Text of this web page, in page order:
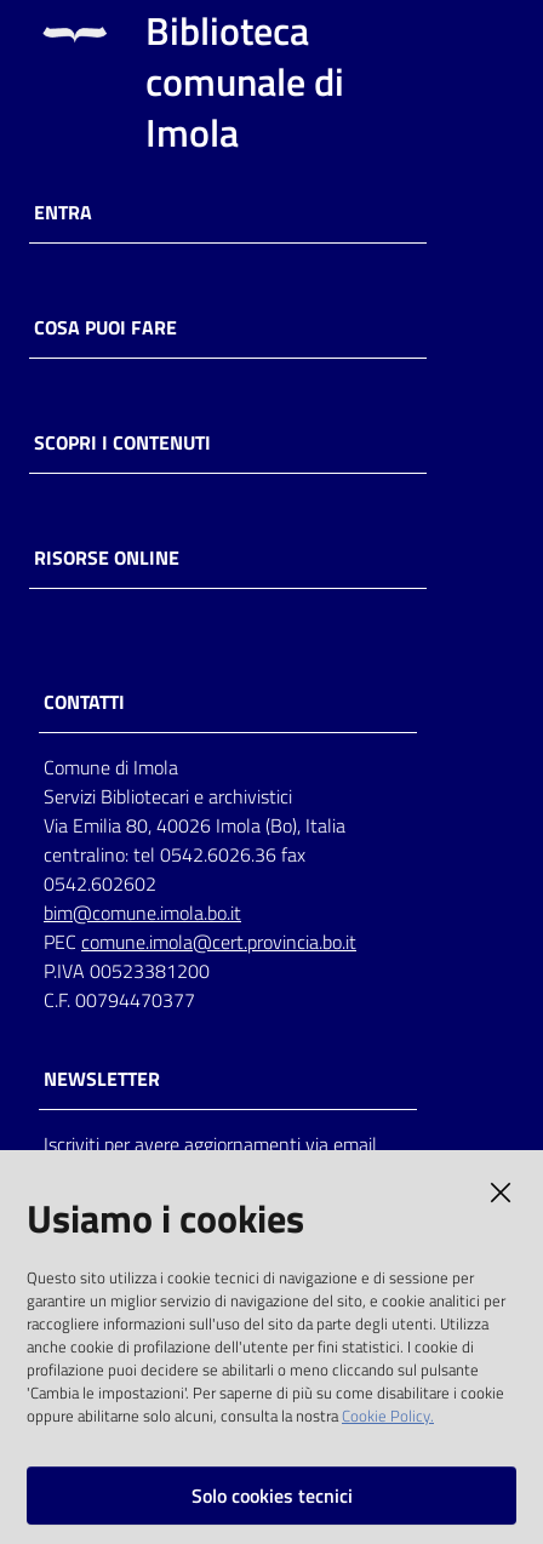
Biblioteca
comunale di
Imola
ENTRA
COSA PUOI FARE
SCOPRI I CONTENUTI
RISORSE ONLINE
CONTATTI
Comune di Imola
Servizi Bibliotecari e archivistici
Via Emilia 80, 40026 Imola (Bo), Italia
centralino: tel 0542.6026.36 fax
0542.602602
bim@comune.imola.bo.it
PEC comune.imola@cert.provincia.bo.it
P.IVA 00523381200
C.F. 00794470377
NEWSLETTER
Iscriviti per avere aggiornamenti via email
solo alle condizioni previste dalla direttiva
comunitaria 2003/98/CE e dal d.lgs. 36/2006
SOCIAL
Instagram
Usiamo i cookies
Questo sito utilizza i cookie tecnici di navigazione e di sessione per
garantire un miglior servizio di navigazione del sito, e cookie analitici per
raccogliere informazioni sull'uso del sito da parte degli utenti. Utilizza
anche cookie di profilazione dell'utente per fini statistici. I cookie di
profilazione puoi decidere se abilitarli o meno cliccando sul pulsante
'Cambia le impostazioni'. Per saperne di più su come disabilitare i cookie
oppure abilitarne solo alcuni, consulta la nostraCookie Policy.
Solo cookies tecnici